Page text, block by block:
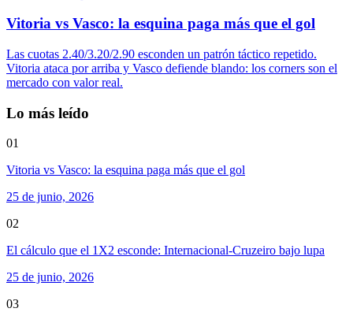
Vitoria vs Vasco: la esquina paga más que el gol
Las cuotas 2.40/3.20/2.90 esconden un patrón táctico repetido.
Vitoria ataca por arriba y Vasco defiende blando: los corners son el
mercado con valor real.
Lo más leído
01
Vitoria vs Vasco: la esquina paga más que el gol
25 de junio, 2026
02
El cálculo que el 1X2 esconde: Internacional-Cruzeiro bajo lupa
25 de junio, 2026
03